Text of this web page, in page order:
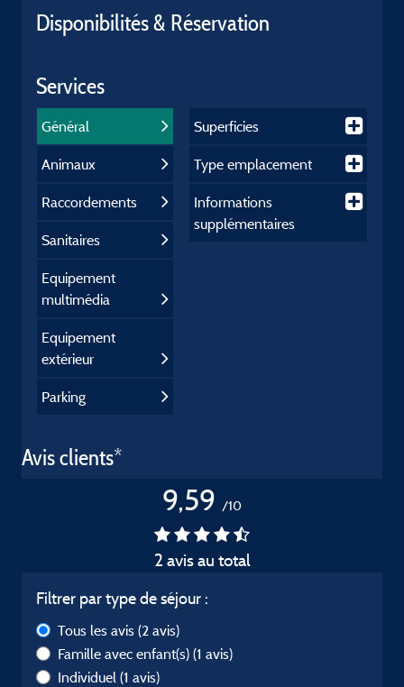
Disponibilités & Réservation
Services
Général
Animaux
Raccordements
Sanitaires
Equipement
multimédia
Equipement
extérieur
Parking
Superficies
Type emplacement
Informations
supplémentaires
Avis clients*
9,59 /10
2 avis au total
Filtrer par type de séjour :
Tous les avis (2 avis)
Famille avec enfant(s) (1 avis)
Individuel (1 avis)